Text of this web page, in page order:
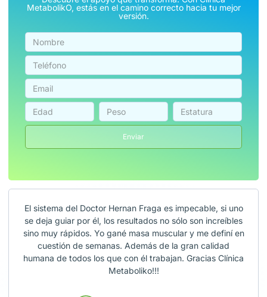
MetabolikO, estás en el camino correcto hacia tu mejor
versión.
Enviar
El sistema del Doctor Hernan Fraga es impecable, si uno
se deja guiar por él, los resultados no sólo son increíbles
sino muy rápidos. Yo gané masa muscular y me definí en
cuestión de semanas. Además de la gran calidad
humana de todos los que con él trabajan. Gracias Clínica
Metaboliko!!!